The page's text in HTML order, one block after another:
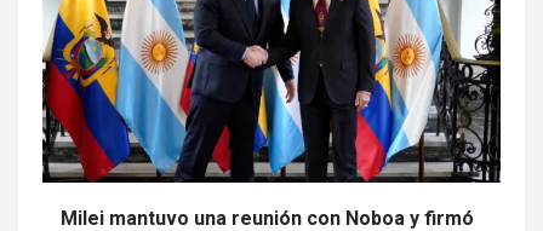
Milei mantuvo una reunión con Noboa y firmó